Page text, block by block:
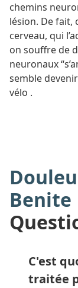
chemins
lésion. De fait,
cerveau, qui
on souffre de
neuronaux
semble
vélo .​
Benite
C'est
traitée